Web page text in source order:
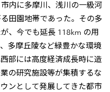
内に多摩川、浅川の一級河
田園地帯であった。その多
、今でも延長 118km の用
多摩丘陵など緑豊かな環境
部には高度経済成長時に造
の研究施設等が集積するな
ンとして発展してきた都市